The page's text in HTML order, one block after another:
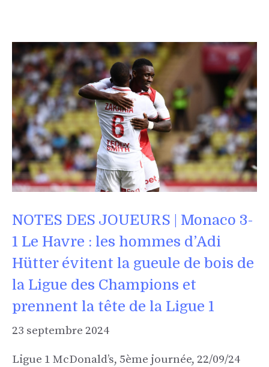
NOTES DES JOUEURS | Monaco 3-
1 Le Havre : les hommes d’Adi
Hütter évitent la gueule de bois de
la Ligue des Champions et
prennent la tête de la Ligue 1
23 septembre 2024
Ligue 1 McDonald’s, 5ème journée, 22/09/24